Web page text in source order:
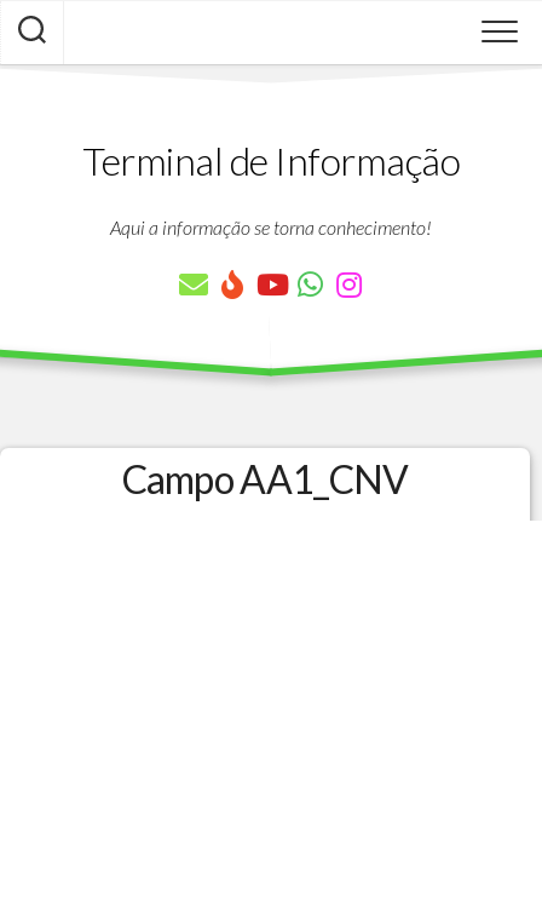
Skip
content
Terminal de Informação
Aqui a informação se torna conhecimento!
Campo AA1_CNV